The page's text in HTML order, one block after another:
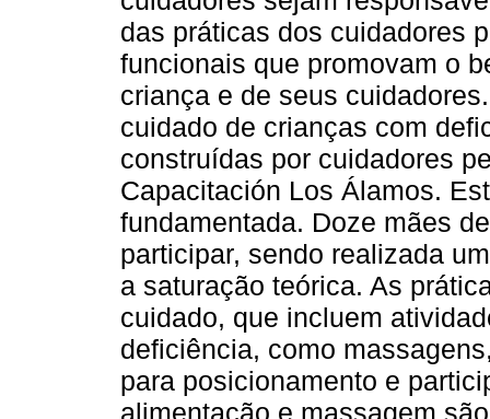
das práticas dos cuidadores
funcionais que promovam o
criança e de seus
cuidado de crianças com
construídas por cuidadores
Capacitación Los Álamos.
fundamentada. Doze mães
participar, sendo realizada
a saturação teórica. As
cuidado, que incluem
deficiência, como
para posicionamento e
alimentação e massagem